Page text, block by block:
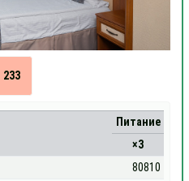
233
Питание
×3
80810